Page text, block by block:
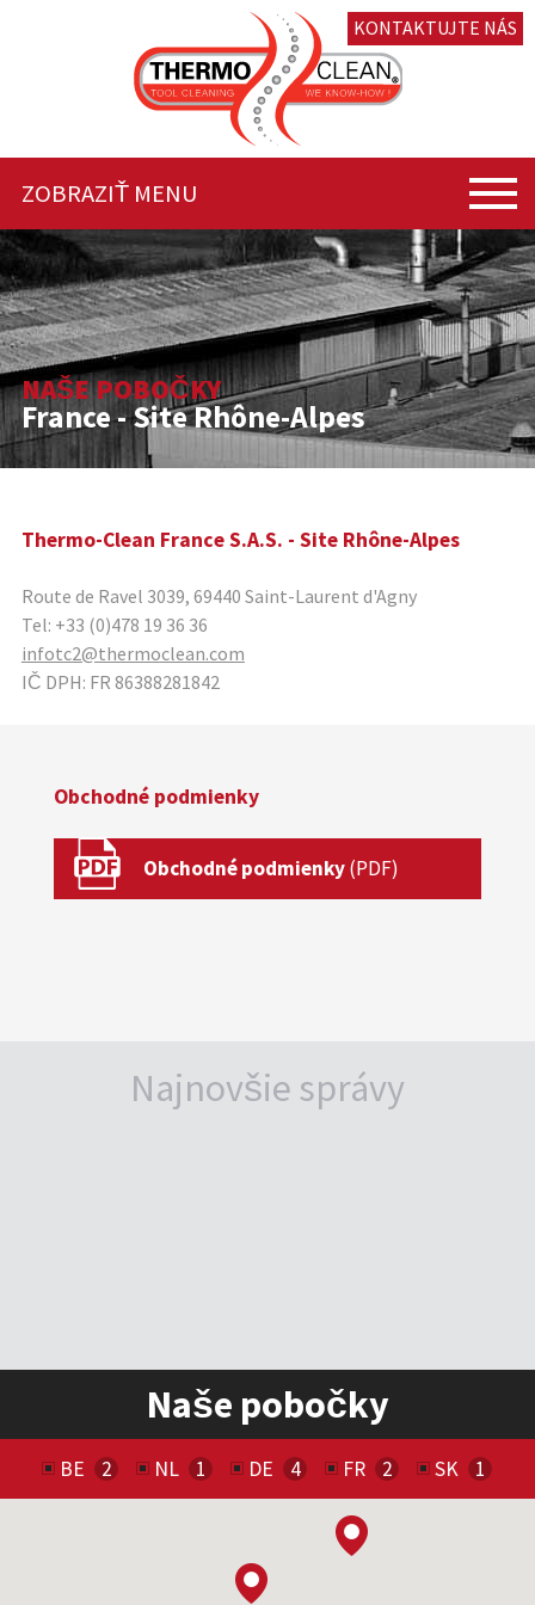
KONTAKTUJTE NÁS
ZOBRAZIŤ MENU
NAŠE POBOČKY
France - Site Rhône-Alpes
Thermo-Clean France S.A.S. - Site Rhône-Alpes
Route de Ravel 3039, 69440 Saint-Laurent d'Agny
Tel: +33 (0)478 19 36 36
infotc2@thermoclean.com
IČ DPH: FR 86388281842
Obchodné podmienky
Obchodné podmienky
Najnovšie správy
Naše pobočky
BE NL DE FR SK